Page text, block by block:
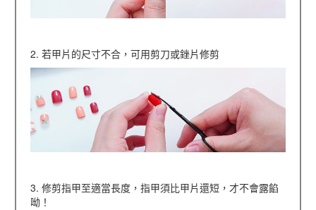
2. 若甲片的尺寸不合，可用剪刀或銼片修剪
3. 修剪指甲至適當長度，指甲須比甲片還短，才不會露餡
呦！